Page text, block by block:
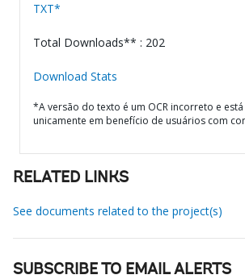
TXT*
Total Downloads** : 202
Download Stats
*A versão do texto é um OCR incorreto e
unicamente em benefício de usuários com
RELATED LINKS
See documents related to the project(s)
SUBSCRIBE TO EMAIL ALERTS